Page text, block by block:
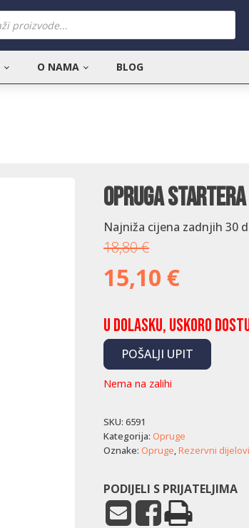
O NAMA BLOG
Opruga
Najniža cijena zadnjih 30
18,80€
15,10 €
U dolasku, uskoro
POŠALJI UPIT
Nema na zalihi
SKU: 6591
Kategorija: Opruge
Oznake: Opruge,Rezervni dijelovi
PODIJELI S PRIJATELJIMA